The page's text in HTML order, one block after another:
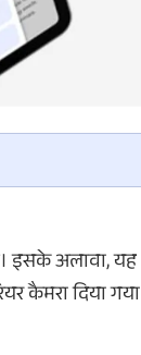
इसके अलावा, यह
कैमरा दिया गया